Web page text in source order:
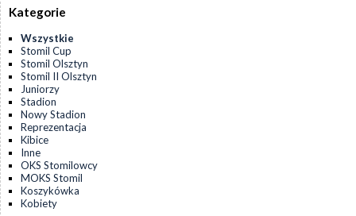
Kategorie
Wszystkie
Stomil Cup
Stomil Olsztyn
Stomil II Olsztyn
Juniorzy
Stadion
Nowy Stadion
Reprezentacja
Kibice
Inne
OKS Stomilowcy
MOKS Stomil
Koszykówka
Kobiety